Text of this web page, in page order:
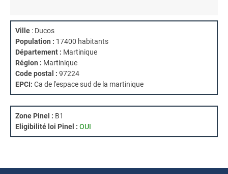
Ville : Ducos
Population : 17400 habitants
Département : Martinique
Région : Martinique
Code postal : 97224
EPCI: Ca de l'espace sud de la martinique
Zone Pinel : B1
Eligibilité loi Pinel : OUI